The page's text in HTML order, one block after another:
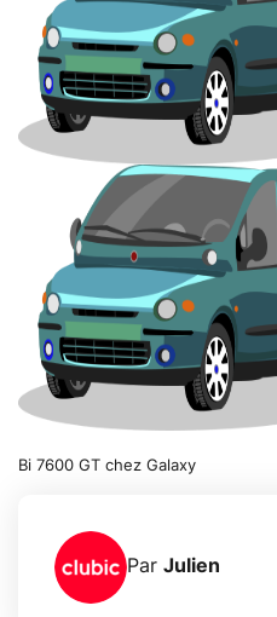
Bi 7600 GT chez Galaxy
Par Julien